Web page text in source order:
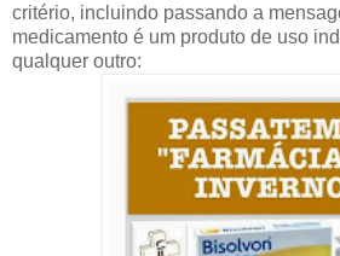
critério, incluindo passando a
medicamento é um produto de uso
qualquer outro: